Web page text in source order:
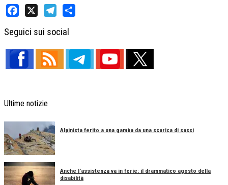
Seguici sui social
Ultime notizie
Alpinista ferito a una gamba da una scarica di sassi
Anche l'assistenza va in ferie: il drammatico agosto della
disabilità